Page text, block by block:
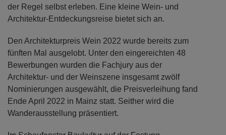
der Regel selbst erleben. Eine kleine Wein- und
Architektur-Entdeckungsreise bietet sich an.
Den Architekturpreis Wein 2022 wurde bereits zum
fünften Mal ausgelobt. Unter den eingereichten 48
Bewerbungen wurden die Fachjury aus der
Architektur- und der Weinszene insgesamt zwölf
Nominierungen ausgewählt, die Preisverleihung fand
Ende April 2022 in Mainz statt. Seither wird die
Wanderausstellung präsentiert.